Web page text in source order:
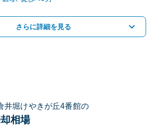
さらに詳細を見る
井堀けやきが丘4番館の
相場